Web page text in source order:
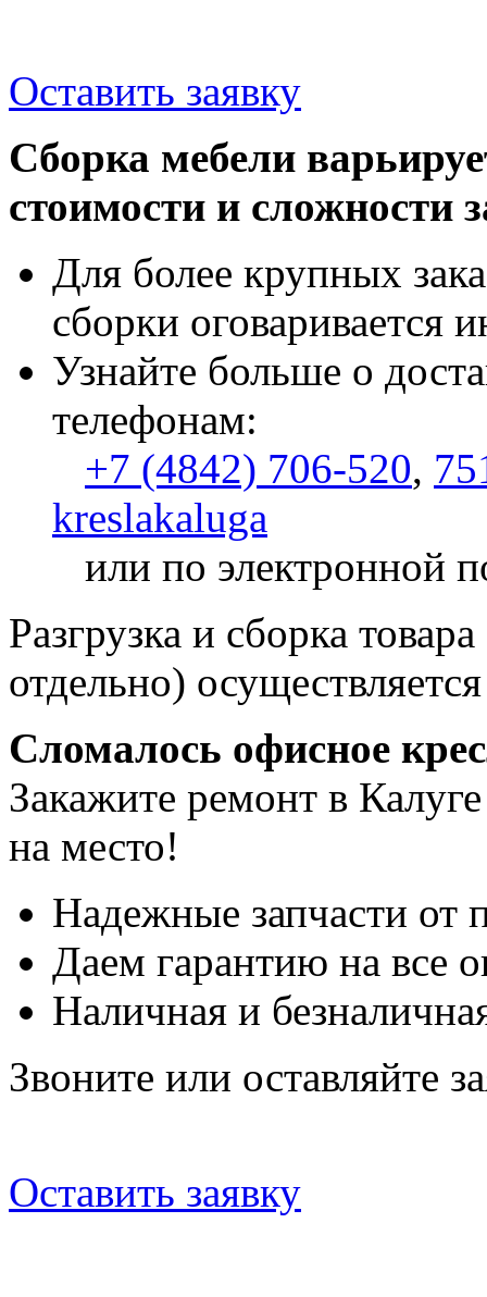
Оставить заявку
Сборка мебели
стоимости и сложности
Для более крупных
сборки оговаривается
Узнайте больше о
телефонам:
+7 (4842) 706-520,
kreslakaluga
или по электронной
Разгрузка и сборка
отдельно)
Сломалось офисное
Закажите ремонт в
на место!
Надежные запчасти от
Даем гарантию на все
Наличная и
Звоните или оставляйте
Оставить заявку